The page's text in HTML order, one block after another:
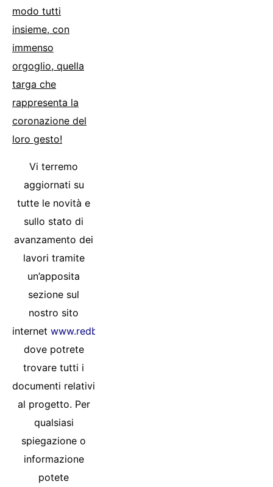
modo tutti
insieme, con
immenso
orgoglio, quella
targa che
rappresenta la
coronazione del
loro gesto!
Vi terremo
aggiornati su
tutte le novità e
sullo stato di
avanzamento dei
lavori tramite
un’apposita
sezione sul
nostro sito
internet www.redblueeagleslaquila1978.com
dove potrete
trovare tutti i
documenti relativi
al progetto. Per
qualsiasi
spiegazione o
informazione
potete